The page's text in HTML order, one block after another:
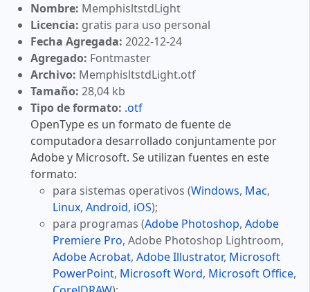
Nombre: MemphisltstdLight
Licencia: gratis para uso personal
Fecha Agregada: 2022-12-24
Agregado: Fontmaster
Archivo: MemphisltstdLight.otf
Tamaño: 28,04 kb
Tipo de formato: .otf
OpenType es un formato de fuente de
computadora desarrollado conjuntamente por
Adobe y Microsoft. Se utilizan fuentes en este
formato:
para sistemas operativos (Windows, Mac,
Linux, Android, iOS);
para programas (Adobe Photoshop, Adobe
Premiere Pro, Adobe Photoshop Lightroom,
Adobe Acrobat, Adobe Illustrator, Microsoft
PowerPoint, Microsoft Word, Microsoft Office,